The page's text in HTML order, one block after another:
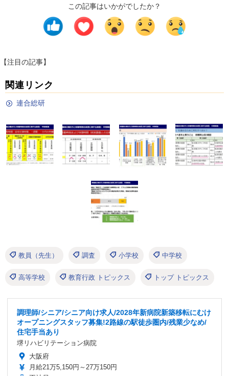
この記事はいかがでしたか？
【注目の記事】
関連リンク
連合総研
教員（先生） 調査 小学校 中学校
高等学校 教育行政 トピックス トップ トピックス
調理師/シニア/シニア向け求人/2028年新病院新築移転にむけ
オープニングスタッフ募集!2路線の駅徒歩圏内/残業少なめ/
住宅手当あり
堺リハビリテーション病院
大阪府
月給21万5,150円～27万150円